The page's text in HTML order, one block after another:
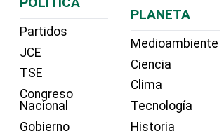
Partidos
JCE
TSE
Congreso
Nacional
Gobierno
PLANETA
Medioambiente
Ciencia
Clima
Tecnología
Historia